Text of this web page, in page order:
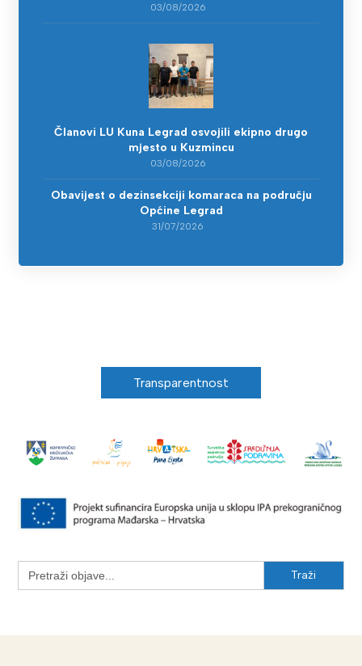
03/08/2026
Članovi LU Kuna Legrad osvojili ekipno drugo
mjesto u Kuzmincu
03/08/2026
Obavijest o dezinsekciji komaraca na području
Općine Legrad
31/07/2026
Transparentnost
Search
for: